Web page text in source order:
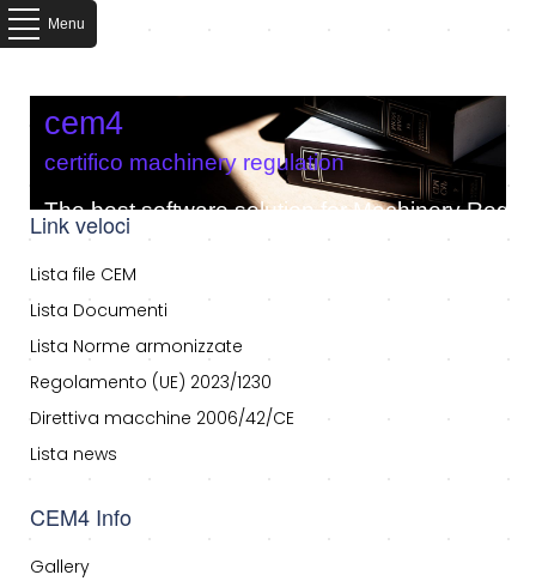
Menu
cem4
certifico machinery regulation
The best software solution for Machinery
Link veloci
Lista file CEM
Lista Documenti
Lista Norme armonizzate
Regolamento (UE) 2023/1230
Direttiva macchine 2006/42/CE
Lista news
CEM4 Info
Gallery